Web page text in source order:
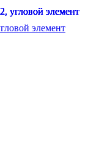
элемент